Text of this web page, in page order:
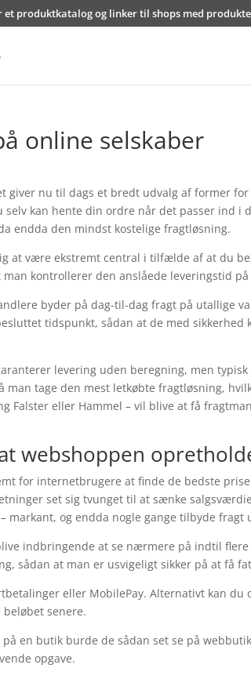
et produktkatalog og linker til shops med
online selskaber
giver nu til dags et bredt udvalg af former
selv kan hente din ordre når det passer ind i
endda den mindst kostelige fragtløsning.
at være ekstremt central i tilfælde af at du
kontrollerer den anslåede leveringstid
byder på dag-til-dag fragt på utallige
tidspunkt, sådan at de med sikkerhed
levering uden beregning, men
man tage den mest letkøbte fragtløsning,
Falster eller Hammel – vil blive at få
webshoppen
for internetbrugere at finde de bedste
set sig tvunget til at sænke
markant, og endda nogle gange tilbyde fragt
indbringende at se nærmere på indtil
sådan at man er usvigeligt sikker på at få
eller MobilePay. Alternativt kan du
senere.
en butik burde de sådan set se på
opgave.